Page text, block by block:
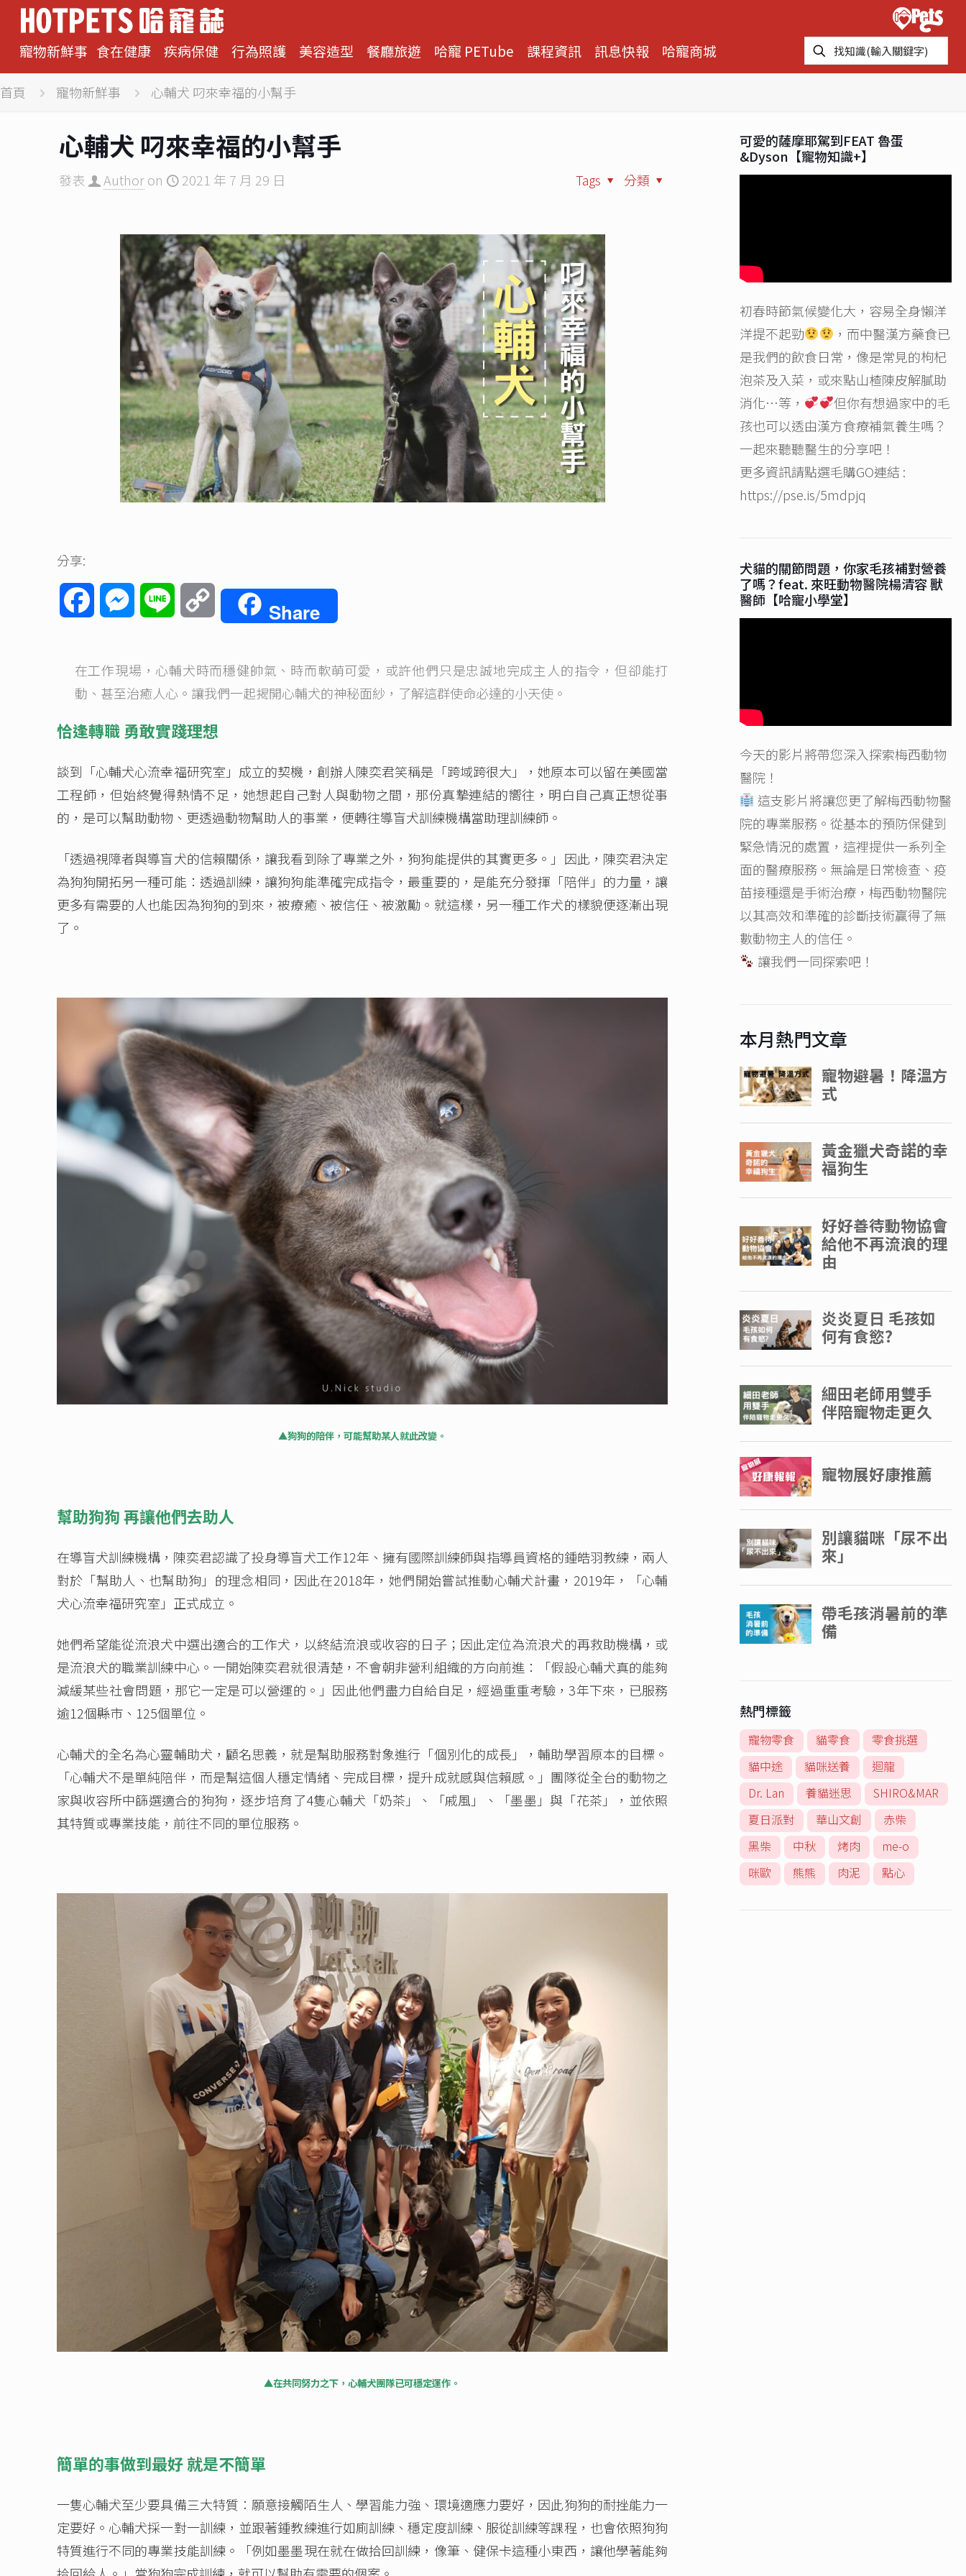
寵物新鮮事 食在健康 疾病保健 行為照護 美容造型 餐廳旅遊 哈寵 PETube 課程資訊 訊息快報 哈寵商城
首頁 寵物新鮮事 心輔犬 叼來幸福的小幫手
心輔犬 叼來幸福的小幫手
發表 Authoron 2021 年 7 月 29 日 分類
Tags
分享:
FacebookMessenger
Line
Copy
Share
在工作現場，心輔犬時而穩健帥氣、時而軟萌可愛，或許他們只是忠誠地完成主人的指令，但卻能打
動、甚至治癒人心。讓我們一起揭開心輔犬的神秘面紗，了解這群使命必達的小天使。
恰逢轉職 勇敢實踐理想
談到「心輔犬心流幸福研究室」成立的契機，創辦人陳奕君笑稱是「跨域跨很大」，她原本可以留在美國當
工程師，但始終覺得熱情不足，她想起自己對人與動物之間，那份真摯連結的嚮往，明白自己真正想從事
的，是可以幫助動物、更透過動物幫助人的事業，便轉往導盲犬訓練機構當助理訓練師。
「透過視障者與導盲犬的信賴關係，讓我看到除了專業之外，狗狗能提供的其實更多。」因此，陳奕君決定
為狗狗開拓另一種可能：透過訓練，讓狗狗能準確完成指令，最重要的，是能充分發揮「陪伴」的力量，讓
更多有需要的人也能因為狗狗的到來，被療癒、被信任、被激勵。就這樣，另一種工作犬的樣貌便逐漸出現
了。
▲狗狗的陪伴，可能幫助某人就此改變。
幫助狗狗 再讓他們去助人
在導盲犬訓練機構，陳奕君認識了投身導盲犬工作12年、擁有國際訓練師與指導員資格的鍾皓羽教練，兩人
對於「幫助人、也幫助狗」的理念相同，因此在2018年，她們開始嘗試推動心輔犬計畫，2019年，「心輔
犬心流幸福研究室」正式成立。
她們希望能從流浪犬中選出適合的工作犬，以終結流浪或收容的日子；因此定位為流浪犬的再救助機構，或
是流浪犬的職業訓練中心。一開始陳奕君就很清楚，不會朝非營利組織的方向前進：「假設心輔犬真的能夠
減緩某些社會問題，那它一定是可以營運的。」因此他們盡力自給自足，經過重重考驗，3年下來，已服務
逾12個縣市、125個單位。
心輔犬的全名為心靈輔助犬，顧名思義，就是幫助服務對象進行「個別化的成長」，輔助學習原本的目標。
「心輔犬不是單純陪伴，而是幫這個人穩定情緒、完成目標，提升成就感與信賴感。」團隊從全台的動物之
家與收容所中篩選適合的狗狗，逐步培育了4隻心輔犬「奶茶」、「戚風」、「墨墨」與「花茶」，並依照
其特質或專業技能，前往不同的單位服務。
▲在共同努力之下，心輔犬團隊已可穩定運作。
簡單的事做到最好 就是不簡單
一隻心輔犬至少要具備三大特質：願意接觸陌生人、學習能力強、環境適應力要好，因此狗狗的耐挫能力一
定要好。心輔犬採一對一訓練，並跟著鍾教練進行如廁訓練、穩定度訓練、服從訓練等課程，也會依照狗狗
特質進行不同的專業技能訓練。「例如墨墨現在就在做拾回訓練，像筆、健保卡這種小東西，讓他學著能夠
可愛的薩摩耶駕到FEAT 魯蛋
&Dyson【寵物知識+】
初春時節氣候變化大，容易全身懶洋
洋提不起勁
，而中醫漢方藥食已
是我們的飲食日常，像是常見的枸杞
泡茶及入菜，或來點山楂陳皮解膩助
消化…等，
但你有想過家中的毛
孩也可以透由漢方食療補氣養生嗎？
一起來聽聽醫生的分享吧！
更多資訊請點選毛購GO連結 :
https://pse.is/5mdpjq
犬貓的關節問題，你家毛孩補對營養
了嗎？feat. 來旺動物醫院楊清容 獸
醫師【哈寵小學堂】
今天的影片將帶您深入探索梅西動物
醫院！
這支影片將讓您更了解梅西動物醫
院的專業服務。從基本的預防保健到
緊急情況的處置，這裡提供一系列全
面的醫療服務。無論是日常檢查、疫
苗接種還是手術治療，梅西動物醫院
以其高效和準確的診斷技術贏得了無
數動物主人的信任。
讓我們一同探索吧！
本月熱門文章
熱門標籤
寵物零食 貓零食
零食挑選
貓中途
貓咪送養
迴龍
Dr. Lan
養貓迷思
SHIRO&MAR
夏日派對
華山文創
赤柴
黑柴
中秋 烤肉
me-o
咪歐
熊熊 肉泥 點心